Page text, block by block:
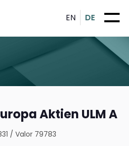
EN DE
Aktien ULM A
/Valor 79783